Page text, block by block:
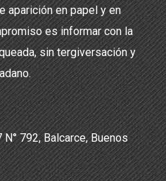
aparición en papel y en
es informar con la
sin tergiversación y
792, Balcarce, Buenos